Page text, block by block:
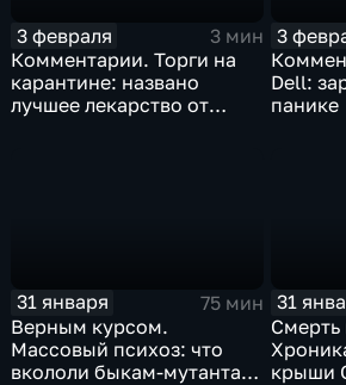
3 февраля
3 мин
Комментарии. Торги на
карантине: названо
лучшее лекарство от
3
Dell:
панике
31 января
75 мин
Верным курсом.
Массовый психоз: что
вкололи быкам-мутантам,
31
Смерть
крыши